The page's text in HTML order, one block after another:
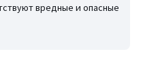
вредные и опасные